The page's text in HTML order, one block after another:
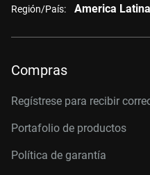
Región/País: America Latina
Compras
Regístrese para recibir
Portafolio de productos
Política de garantía